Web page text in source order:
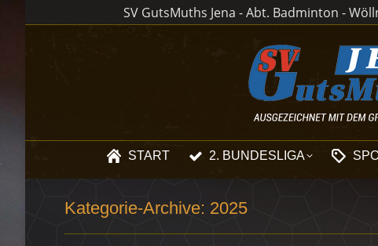
SV GutsMuths Jena - Abt. Badminton -
START 2. BUNDESLIGA
Kategorie-Archive: 2025